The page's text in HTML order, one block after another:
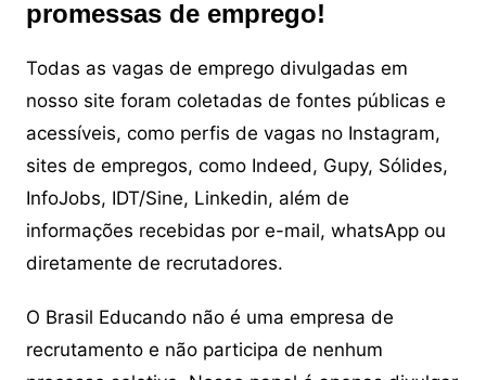
promessas de emprego!
Todas as vagas de emprego divulgadas em
nosso site foram coletadas de fontes públicas e
acessíveis, como perfis de vagas no Instagram,
sites de empregos, como Indeed, Gupy, Sólides,
InfoJobs, IDT/Sine, Linkedin, além de
informações recebidas por e-mail, whatsApp ou
diretamente de recrutadores.
O Brasil Educando não é uma empresa de
recrutamento e não participa de nenhum